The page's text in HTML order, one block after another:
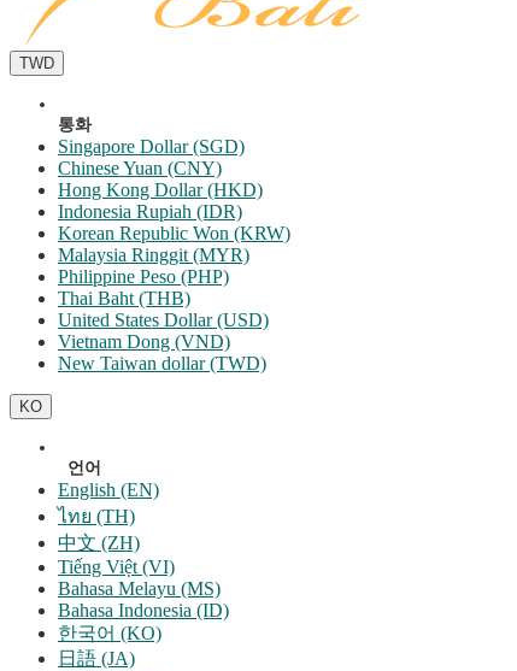
TWD
통화
Singapore Dollar (SGD)
Chinese Yuan (CNY)
Hong Kong Dollar (HKD)
Indonesia Rupiah (IDR)
Korean Republic Won (KRW)
Malaysia Ringgit (MYR)
Philippine Peso (PHP)
Thai Baht (THB)
United States Dollar (USD)
Vietnam Dong (VND)
New Taiwan dollar (TWD)
KO
언어
English (EN)
ไทย (TH)
中文 (ZH)
Tiếng Việt (VI)
Bahasa Melayu (MS)
Bahasa Indonesia (ID)
한국어 (KO)
日語 (JA)